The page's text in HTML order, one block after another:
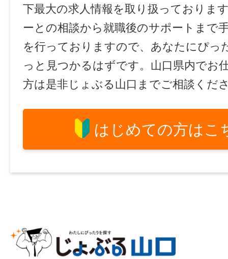
下最大の求人情報を取り扱っておりま
ーとの相談から就職後のサポートまで
を行っておりますので、あなたにぴっ
っと見つかるはずです。山口県内でお
方は是非じょぶる山口までご相談くだ
はじめての方はこ